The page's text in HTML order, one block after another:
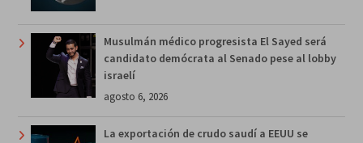
Musulmán médico progresista El Sayed será
candidato demócrata al Senado pese al lobby
israelí
agosto 6, 2026
La exportación de crudo saudí a EEUU se